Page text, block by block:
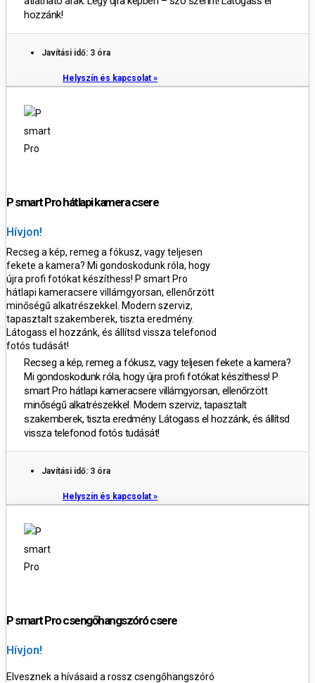
hozzánk!
Javítási idő: 3 óra
Helyszín és kapcsolat »
P smart Pro hátlapi kamera csere
Hívjon!
Recseg a kép, remeg a fókusz, vagy teljesen
fekete a kamera? Mi gondoskodunk róla, hogy
újra profi fotókat készíthess! P smart Pro
hátlapi kameracsere villámgyorsan, ellenőrzött
minőségű alkatrészekkel. Modern szerviz,
tapasztalt szakemberek, tiszta eredmény.
Látogass el hozzánk, és állítsd vissza telefonod
fotós tudását!
Recseg a kép, remeg a fókusz, vagy teljesen fekete a kamera?
Mi gondoskodunk róla, hogy újra profi fotókat készíthess! P
smart Pro hátlapi kameracsere villámgyorsan, ellenőrzött
minőségű alkatrészekkel. Modern szerviz, tapasztalt
szakemberek, tiszta eredmény. Látogass el hozzánk, és állítsd
vissza telefonod fotós tudását!
Javítási idő: 3 óra
Helyszín és kapcsolat »
P smart Pro csengőhangszóró csere
Hívjon!
Elvesznek a hívásaid a rossz csengőhangszóró